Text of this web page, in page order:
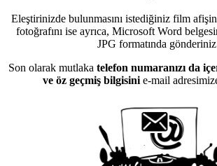
Eleştirinizde bulunmasını istediğiniz film
fotoğrafını ise ayrıca, Microsoft Word
JPG formatında
Son olarak mutlaka telefon numaranızı da
ve öz geçmiş bilgisinie-mail